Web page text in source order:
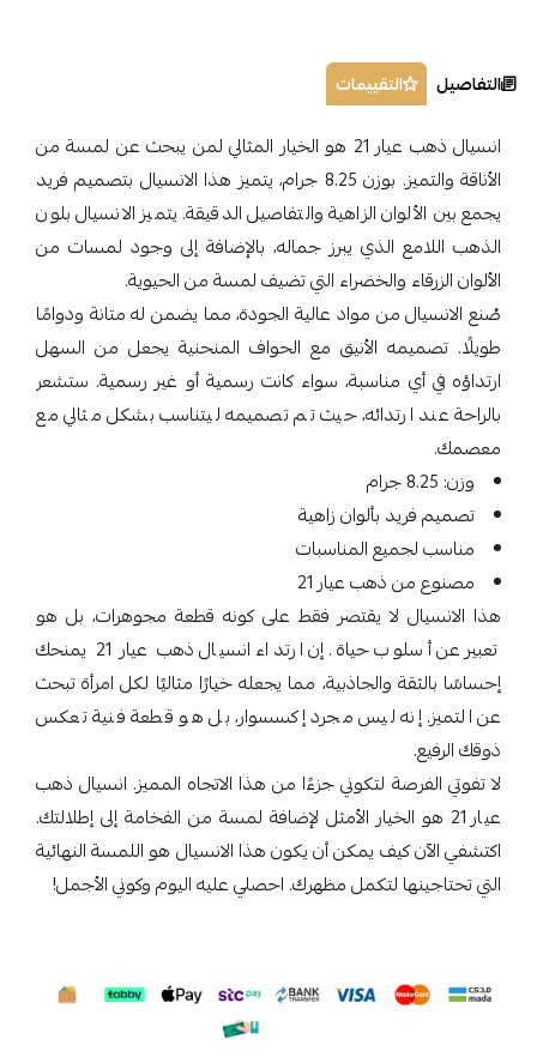
التفاصيل التقييمات
انسيال ذهب عيار 21 هو الخيار المثالي لمن يبحث عن لمسة من
الأناقة والتميز. بوزن 8.25 جرام، يتميز هذا الانسيال بتصميم فريد
يجمع بين الألوان الزاهية والتفاصيل الدقيقة. يتميز الانسيال بلون
الذهب اللامع الذي يبرز جماله، بالإضافة إلى وجود لمسات من
الألوان الزرقاء والخضراء التي تضيف لمسة من الحيوية.
صُنع الانسيال من مواد عالية الجودة، مما يضمن له متانة ودوامًا
طويلًا. تصميمه الأنيق مع الحواف المنحنية يجعل من السهل
ارتداؤه في أي مناسبة، سواء كانت رسمية أو غير رسمية. ستشعر
بالراحة عند ارتدائه، حيث تم تصميمه ليتناسب بشكل مثالي مع
معصمك.
وزن: 8.25 جرام
تصميم فريد بألوان زاهية
مناسب لجميع المناسبات
مصنوع من ذهب عيار 21
هذا الانسيال لا يقتصر فقط على كونه قطعة مجوهرات، بل هو
تعبير عن أسلوب حياة. إن ارتداء انسيال ذهب عيار 21 يمنحك
إحساسًا بالثقة والجاذبية، مما يجعله خيارًا مثاليًا لكل امرأة تبحث
عن التميز. إنه ليس مجرد إكسسوار، بل هو قطعة فنية تعكس
ذوقك الرفيع.
لا تفوتي الفرصة لتكوني جزءًا من هذا الاتجاه المميز. انسيال ذهب
عيار 21 هو الخيار الأمثل لإضافة لمسة من الفخامة إلى إطلالتك.
اكتشفي الآن كيف يمكن أن يكون هذا الانسيال هو اللمسة النهائية
التي تحتاجينها لتكمل مظهرك. احصلي عليه اليوم وكوني الأجمل!